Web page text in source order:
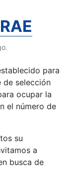
para
de selección
ocupar la
el número de
su
a
busca de